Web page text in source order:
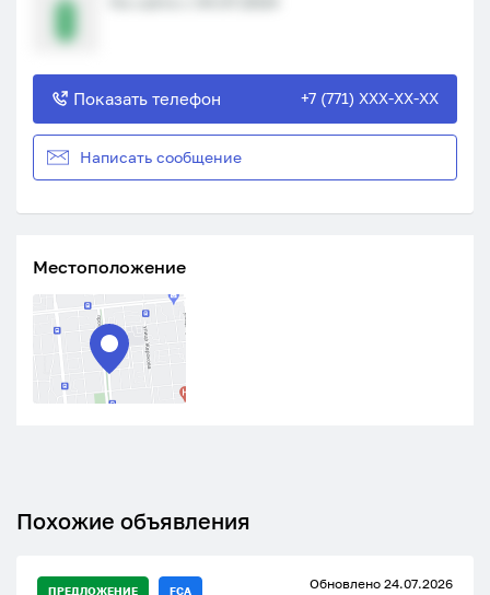
Показать телефон +7 (771) XXX-XX-XX
Написать сообщение
Местоположение
Похожие объявления
ПРЕДЛОЖЕНИЕ FCA Обновлено 24.07.2026